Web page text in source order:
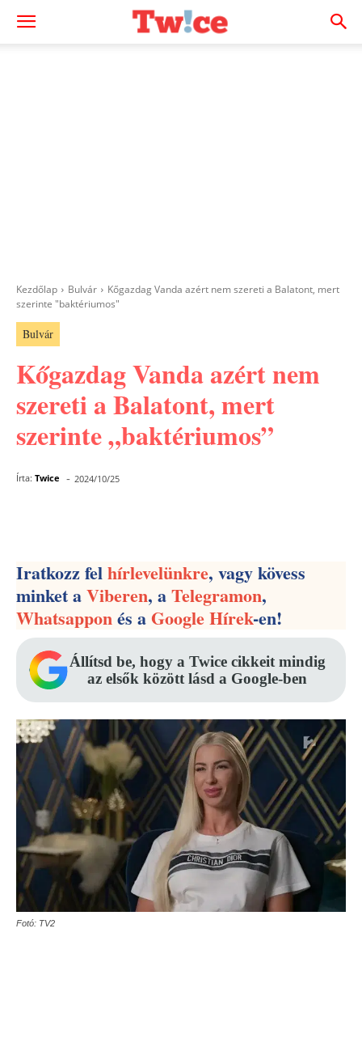
Kezdőlap Bulvár
Kőgazdag Vanda azért nem szereti a Balatont, mert
szerinte "baktériumos"
Bulvár
Kőgazdag Vanda azért nem
szereti a Balatont, mert
szerinte „baktériumos”
Írta: Twice - 2024/10/25
Iratkozz felhírlevelünkre, vagy kövess
minket aViberen, aTelegramon,
Whatsapponés aGoogle Hírek-en!
Állítsd be, hogy a Twice cikkeit mindig
az elsők között lásd a Google-ben
Fotó: TV2